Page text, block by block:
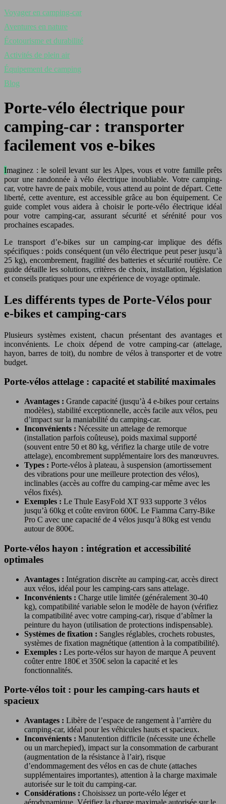
Voyager en camping-car
Aventures en nature
Écotourisme et durabilité
Activités de plein air
Équipement de camping
Blog
Porte-vélo électrique pour
camping-car : transporter
facilement vos e-bikes
Imaginez : le soleil levant sur les Alpes, vous et votre famille prêts
pour une randonnée à vélo électrique inoubliable. Votre camping-
car, votre havre de paix mobile, vous attend au point de départ. Cette
liberté, cette aventure, est accessible grâce au bon équipement. Ce
guide complet vous aidera à choisir le porte-vélo électrique idéal
pour votre camping-car, assurant sécurité et sérénité pour vos
prochaines escapades.
Le transport d’e-bikes sur un camping-car implique des défis
spécifiques : poids conséquent (un vélo électrique peut peser jusqu’à
25 kg), encombrement, fragilité des batteries et sécurité routière. Ce
guide détaille les solutions, critères de choix, installation, législation
et conseils pratiques pour une expérience de voyage optimale.
Les différents types de Porte-Vélos pour
e-bikes et camping-cars
Plusieurs systèmes existent, chacun présentant des avantages et
inconvénients. Le choix dépend de votre camping-car (attelage,
hayon, barres de toit), du nombre de vélos à transporter et de votre
budget.
Porte-vélos attelage : capacité et stabilité maximales
Avantages : Grande capacité (jusqu’à 4 e-bikes pour certains
modèles), stabilité exceptionnelle, accès facile aux vélos, peu
d’impact sur la maniabilité du camping-car.
Inconvénients : Nécessite un attelage de remorque
(installation parfois coûteuse), poids maximal supporté
(souvent entre 50 et 80 kg, vérifiez la charge utile de votre
attelage), encombrement supplémentaire lors des manœuvres.
Types : Porte-vélos à plateau, à suspension (amortissement
des vibrations pour une meilleure protection des vélos),
inclinables (accès au coffre du camping-car même avec les
vélos fixés).
Exemples : Le Thule EasyFold XT 933 supporte 3 vélos
jusqu’à 60kg et coûte environ 600€. Le Fiamma Carry-Bike
Pro C avec une capacité de 4 vélos jusqu’à 80kg est vendu
autour de 800€.
Porte-vélos hayon : intégration et accessibilité
optimales
Avantages : Intégration discrète au camping-car, accès direct
aux vélos, idéal pour les camping-cars sans attelage.
Inconvénients : Charge utile limitée (généralement 30-40
kg), compatibilité variable selon le modèle de hayon (vérifiez
la compatibilité avec votre camping-car), risque d’abîmer la
peinture du hayon (utilisation de protections indispensable).
Systèmes de fixation : Sangles réglables, crochets robustes,
systèmes de fixation magnétique (attention à la compatibilité).
Exemples : Les porte-vélos sur hayon de marque A peuvent
coûter entre 180€ et 350€ selon la capacité et les
fonctionnalités.
Porte-vélos toit : pour les camping-cars hauts et
spacieux
Avantages : Libère de l’espace de rangement à l’arrière du
camping-car, idéal pour les véhicules hauts et spacieux.
Inconvénients : Manutention difficile (nécessite une échelle
ou un marchepied), impact sur la consommation de carburant
(augmentation de la résistance à l’air), risque
d’endommagement des vélos en cas de chute (attaches
supplémentaires importantes), attention à la charge maximale
autorisée sur le toit du camping-car.
Considérations : Choisissez un porte-vélo léger et
aérodynamique. Vérifiez la charge maximale autorisée sur le